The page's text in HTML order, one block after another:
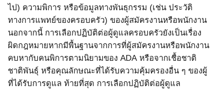
ไป) ความพิการ หรือข้อมูลทางพันธุกรรม (เช่น ประวัติ
ทางการแพทย์ของครอบครัว) ของผู้สมัครงานหรือพนักงาน
นอกจากนี้ การเลือกปฏิบัติต่อผู้ดูแลครอบครัวยังเป็นเรื่อง
ผิดกฎหมายหากมีพื้นฐานจากการที่ผู้สมัครงานหรือพนักงาน
คบหากับคนพิการตามนิยามของ ADA หรือจากเชื้อชาติ
ชาติพันธุ์ หรือคุณลักษณะที่ได้รับความคุ้มครองอื่น ๆ ของผู้
ที่ได้รับการดูแล ท้ายที่สุด การเลือกปฏิบัติต่อผู้ดูแล